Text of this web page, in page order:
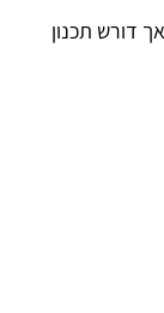
דורש תכנון